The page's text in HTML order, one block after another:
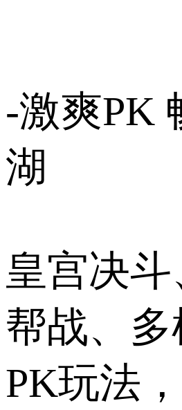
-激爽PK
湖
皇宫决斗
帮战、多
PK玩法